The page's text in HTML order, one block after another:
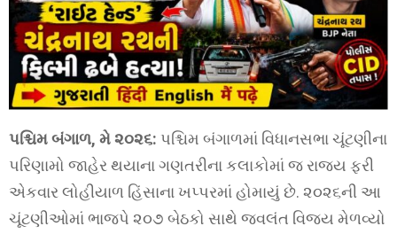
પશ્ચિમ બંગાળ, મે ૨૦૨૬: પશ્ચિમ બંગાળમાં વિધાનસભા ચૂંટણીના
પરિણામો જાહેર થયાના ગણતરીના કલાકોમાં જ રાજ્ય ફરી
એકવાર લોહીયાળ હિંસાના ખપ્પરમાં હોમાયું છે. ૨૦૨૬ની આ
ચૂંટણીઓમાં ભાજપે ૨૦૭ બેઠકો સાથે જ્વલંત વિજય મેળવ્યો